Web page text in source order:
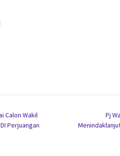
Calon Wakil
Perjuangan
Pj